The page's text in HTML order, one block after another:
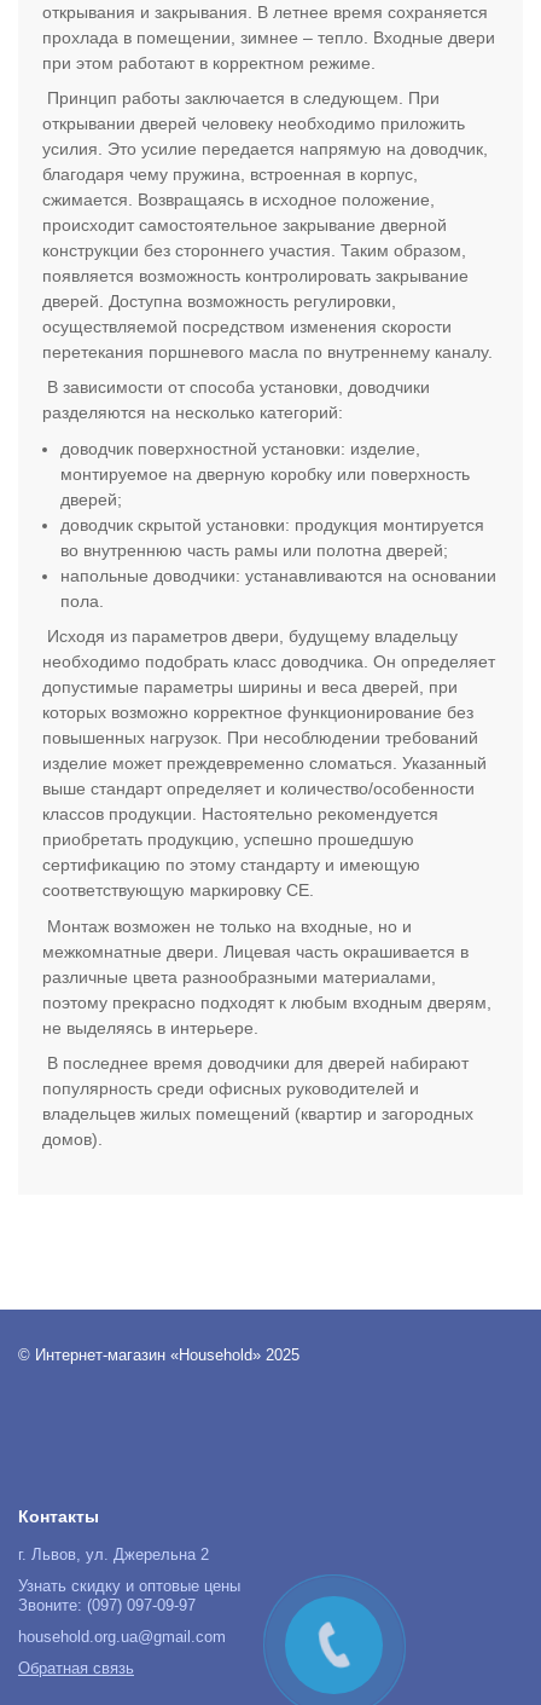
открывания и закрывания. В летнее время сохраняется
прохлада в помещении, зимнее – тепло. Входные двери
при этом работают в корректном режиме.
Принцип работы заключается в следующем. При
открывании дверей человеку необходимо приложить
усилия. Это усилие передается напрямую на доводчик,
благодаря чему пружина, встроенная в корпус,
сжимается. Возвращаясь в исходное положение,
происходит самостоятельное закрывание дверной
конструкции без стороннего участия. Таким образом,
появляется возможность контролировать закрывание
дверей. Доступна возможность регулировки,
осуществляемой посредством изменения скорости
перетекания поршневого масла по внутреннему каналу.
В зависимости от способа установки, доводчики
разделяются на несколько категорий:
доводчик поверхностной установки: изделие,
монтируемое на дверную коробку или поверхность
дверей;
доводчик скрытой установки: продукция монтируется
во внутреннюю часть рамы или полотна дверей;
напольные доводчики: устанавливаются на основании
пола.
Исходя из параметров двери, будущему владельцу
необходимо подобрать класс доводчика. Он определяет
допустимые параметры ширины и веса дверей, при
которых возможно корректное функционирование без
повышенных нагрузок. При несоблюдении требований
изделие может преждевременно сломаться. Указанный
выше стандарт определяет и количество/особенности
классов продукции. Настоятельно рекомендуется
приобретать продукцию, успешно прошедшую
сертификацию по этому стандарту и имеющую
соответствующую маркировку СЕ.
Монтаж возможен не только на входные, но и
межкомнатные двери. Лицевая часть окрашивается в
различные цвета разнообразными материалами,
поэтому прекрасно подходят к любым входным дверям,
не выделяясь в интерьере.
В последнее время доводчики для дверей набирают
популярность среди офисных руководителей и
владельцев жилых помещений (квартир и загородных
домов).
© Интернет-магазин «Household» 2025
Контакты
г. Львов, ул. Джерельна 2
Узнать скидку и оптовые цены
Звоните: (097) 097-09-97
household.org.ua@gmail.com
Обратная связь